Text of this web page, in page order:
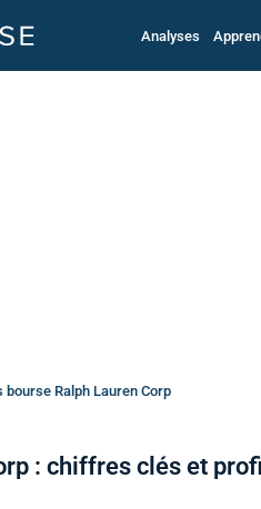
Analyses
bourse Ralph Lauren Corp
: chiffres clés et